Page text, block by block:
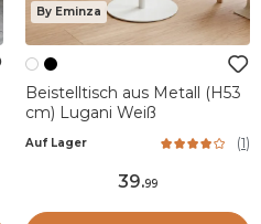
By Eminza
Beistelltisch aus Metall (H53
cm) Lugani Weiß
Auf Lager (1)
39.99